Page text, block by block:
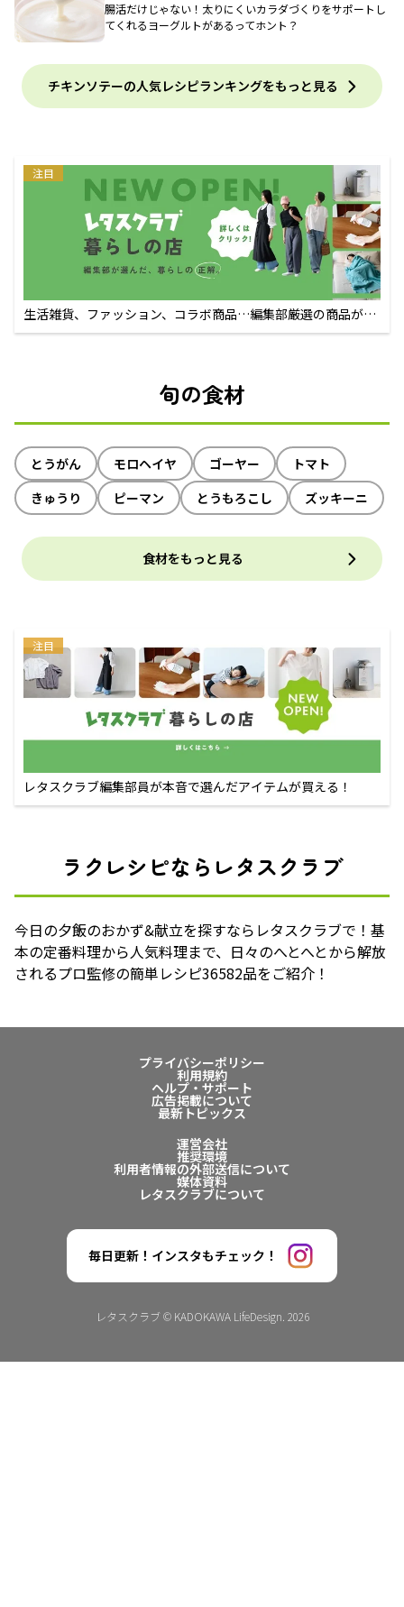
腸活だけじゃない！太りにくいカラダづくりをサポートし
てくれるヨーグルトがあるってホント？
チキンソテーの人気レシピランキングをもっと見る
注目
生活雑貨、ファッション、コラボ商品…編集部厳選の商品が買
えるECサイト
旬の食材
とうがん モロヘイヤ ゴーヤー
トマト
きゅうり
ピーマン とうもろこし ズッキーニ
食材をもっと見る
注目
レタスクラブ編集部員が本音で選んだアイテムが買える！
ラクレシピならレタスクラブ
今日の夕飯のおかず&献立を探すならレタスクラブで！基
本の定番料理から人気料理まで、日々のへとへとから解放
されるプロ監修の簡単レシピ36582品をご紹介！
プライバシーポリシー
利用規約
ヘルプ・サポート
広告掲載について
最新トピックス
運営会社
推奨環境
利用者情報の外部送信について
媒体資料
レタスクラブについて
毎日更新！インスタもチェック！
レタスクラブ © KADOKAWA LifeDesign. 2026